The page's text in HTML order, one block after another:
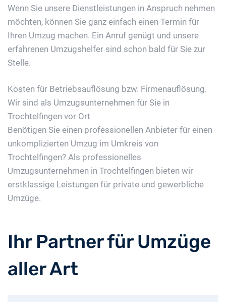
Wenn Sie unsere Dienstleistungen in Anspruch nehmen
möchten, können Sie ganz einfach einen Termin für
Ihren Umzug machen. Ein Anruf genügt und unsere
erfahrenen Umzugshelfer sind schon bald für Sie zur
Stelle.
Kosten für Betriebsauflösung bzw. Firmenauflösung.
Wir sind als Umzugsunternehmen für Sie in
Trochtelfingen vor Ort
Benötigen Sie einen professionellen Anbieter für einen
unkomplizierten Umzug im Umkreis von
Trochtelfingen? Als professionelles
Umzugsunternehmen in Trochtelfingen bieten wir
erstklassige Leistungen für private und gewerbliche
Umzüge.
Ihr Partner für Umzüge
aller Art